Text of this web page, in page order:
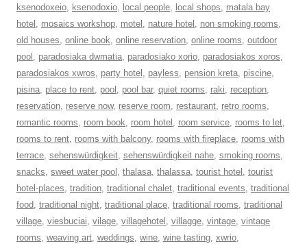
ksenodoxeio, ksenodoxio, local people, local shops, matala bay
hotel , mosaics workshop, motel , nature hotel , non smoking rooms,
old houses, online book, online reservation, online rooms, outdoor
pool , paradosiaka dwmatia, paradosiako xorio, paradosiakos xoros,
paradosiakos xwros, party hotel , payless, pension kreta, piscine,
pisina, place to rent, pool , pool bar, quiet rooms, raki, reception,
reservation, reserve now, reserve room, restaurant, retro rooms,
romantic rooms, room book, room hotel , room service, rooms to let,
rooms to rent, rooms with balcony, rooms with fireplace, rooms with
terrace, sehenswürdigkeit, sehenswürdigkeit nahe, smoking rooms,
snacks, sweet water pool , thalasa, thalassa, tourist hotel , tourist
hotel-places, tradition, traditional chalet, traditional events, traditional
food, traditional night, traditional place, traditional rooms, traditional
village, viesbuciai, vilage, villagehotel , villagge, vintage, vintage
rooms, weaving art, weddings, wine, wine tasting, xwrio,